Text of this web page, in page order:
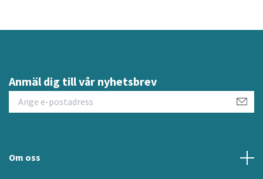
Anmäl dig till vår nyhetsbrev
Om oss